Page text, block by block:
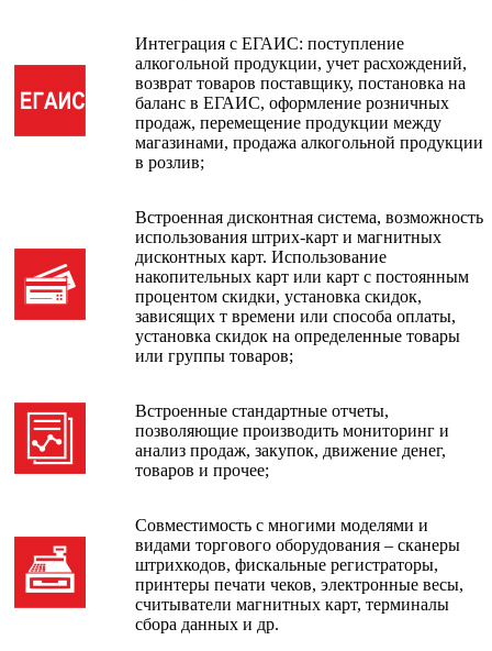
Интеграция с ЕГАИС: поступление
алкогольной продукции, учет расхождений,
возврат товаров поставщику, постановка на
баланс в ЕГАИС, оформление розничных
продаж, перемещение продукции между
магазинами, продажа алкогольной продукции
в розлив;
Встроенная дисконтная система, возможность
использования штрих-карт и магнитных
дисконтных карт. Использование
накопительных карт или карт с постоянным
процентом скидки, установка скидок,
зависящих т времени или способа оплаты,
установка скидок на определенные товары
или группы товаров;
Встроенные стандартные отчеты,
позволяющие производить мониторинг и
анализ продаж, закупок, движение денег,
товаров и прочее;
Совместимость с многими моделями и
видами торгового оборудования – сканеры
штрихкодов, фискальные регистраторы,
принтеры печати чеков, электронные весы,
считыватели магнитных карт, терминалы
сбора данных и др.